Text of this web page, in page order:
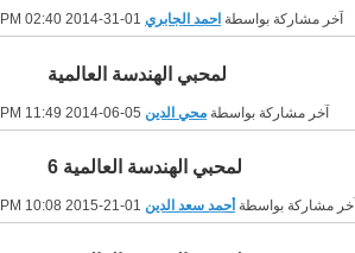
آخر مشاركة بواسطة احمد الجابري 02:40 PM
لمحبي الهندسة العالمية
آخر مشاركة بواسطة محي الدين 11:49 PM
لمحبي الهندسة العالمية 6
آخر مشاركة بواسطة أحمد سعد الدين 10:08 PM